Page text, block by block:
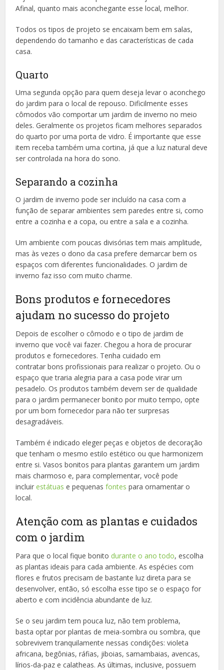
Afinal, quanto mais aconchegante esse local, melhor.
Todos os tipos de projeto se encaixam bem em salas,
dependendo do tamanho e das características de cada
casa.
Quarto
Uma segunda opção para quem deseja levar o aconchego
do jardim para o local de repouso. Dificilmente esses
cômodos vão comportar um jardim de inverno no meio
deles. Geralmente os projetos ficam melhores separados
do quarto por uma porta de vidro. É importante que esse
item receba também uma cortina, já que a luz natural deve
ser controlada na hora do sono.
Separando a cozinha
O jardim de inverno pode ser incluído na casa com a
função de separar ambientes sem paredes entre si, como
entre a cozinha e a copa, ou entre a sala e a cozinha.
Um ambiente com poucas divisórias tem mais amplitude,
mas às vezes o dono da casa prefere demarcar bem os
espaços com diferentes funcionalidades. O jardim de
inverno faz isso com muito charme.
Bons produtos e fornecedores
ajudam no sucesso do projeto
Depois de escolher o cômodo e o tipo de jardim de
inverno que você vai fazer. Chegou a hora de procurar
produtos e fornecedores. Tenha cuidado em
contratar bons profissionais para realizar o projeto. Ou o
espaço que traria alegria para a casa pode virar um
pesadelo. Os produtos também devem ser de qualidade
para o jardim permanecer bonito por muito tempo, opte
por um bom fornecedor para não ter surpresas
desagradáveis.
Também é indicado eleger peças e objetos de decoração
que tenham o mesmo estilo estético ou que harmonizem
entre si. Vasos bonitos para plantas garantem um jardim
mais charmoso e, para complementar, você pode
incluirestátuas e pequenasfontes para ornamentar o
local.
Atenção com as plantas e cuidados
com o jardim
Para que o local fique bonito durante o ano todo, escolha
as plantas ideais para cada ambiente. As espécies com
flores e frutos precisam de bastante luz direta para se
desenvolver, então, só escolha esse tipo se o espaço for
aberto e com incidência abundante de luz.
Se o seu jardim tem pouca luz, não tem problema,
basta optar por plantas de meia-sombra ou sombra, que
sobrevivem tranquilamente nessas condições: violeta
africana, begônias, ráfias, jiboias, samambaias, avencas,
lírios-da-paz e calatheas. As últimas, inclusive, possuem